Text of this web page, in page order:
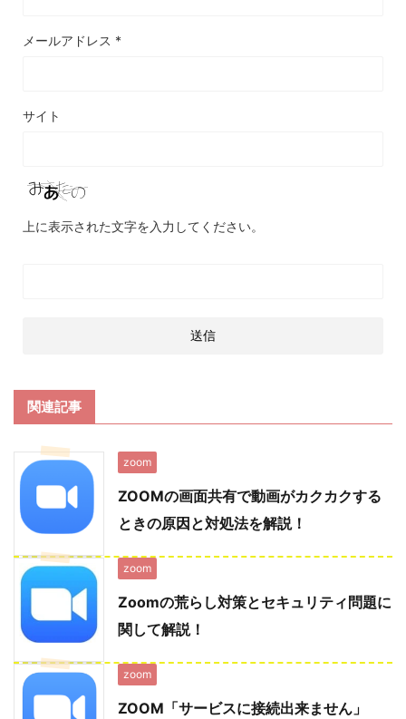
メールアドレス *
サイト
上に表示された文字を入力してください。
関連記事
zoom
ZOOMの画面共有で動画がカクカクする
ときの原因と対処法を解説！
zoom
Zoomの荒らし対策とセキュリティ問題に
関して解説！
zoom
ZOOM「サービスに接続出来ません」